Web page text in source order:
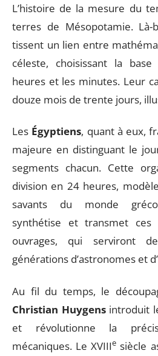
L’histoire de la mesure du
terres de Mésopotamie. Là-
tissent un lien entre
céleste, choisissant la
heures et les minutes. Leur
douze mois de trente jours,
Les Égyptiens, quant à eux,
majeure en distinguant le
segments chacun. Cette
division en 24 heures,
savants du monde
synthétise et transmet ces
ouvrages, qui serviront
générations d’astronomes et
Au fil du temps, le
Christian Huygensintroduit
et révolutionne la
mécaniques. Le XVIIIe siècle